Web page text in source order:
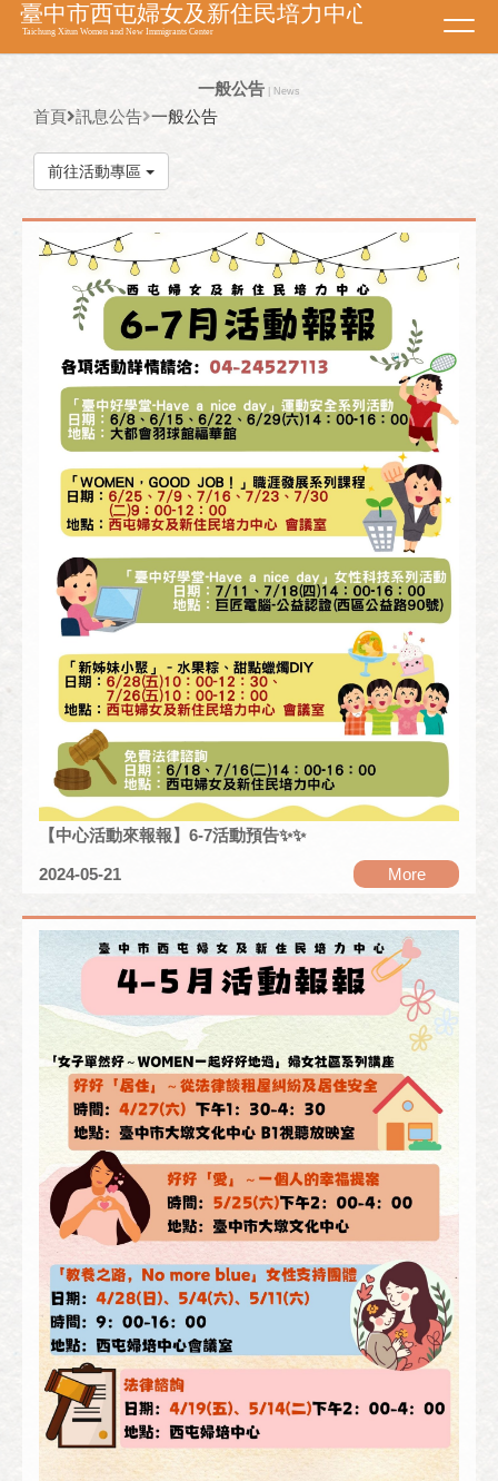
一般公告 | News
首頁 訊息公告 一般公告
前往活動專區
【中心活動來報報】6-7活動預告✨✨
2024-05-21 More